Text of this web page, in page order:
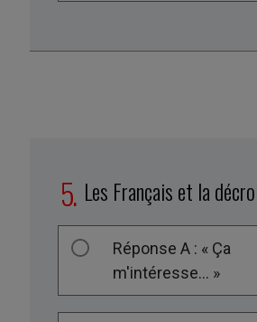
Les Français et la
Réponse A : « Ça
m'intéresse… »